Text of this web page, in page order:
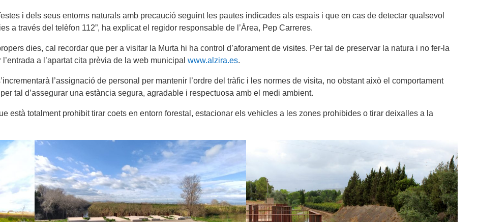
i dels seus entorns naturals amb precaució seguint les pautes indicades als espais i que en cas de detectar qualsevol
a través del telèfon 112”, ha explicat el regidor responsable de l’Àrea, Pep Carreres.
dies, cal recordar que per a visitar la Murta hi ha control d’aforament de visites. Per tal de preservar la natura i no fer-la
a l’apartat cita prèvia de la web municipal www.alzira.es.
l’assignació de personal per mantenir l’ordre del tràfic i les normes de visita, no obstant això el comportament
tal d’assegurar una estància segura, agradable i respectuosa amb el medi ambient.
està totalment prohibit tirar coets en entorn forestal, estacionar els vehicles a les zones prohibides o tirar deixalles a la